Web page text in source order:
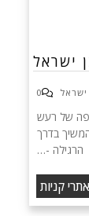
ישראל
ישראל 0
של רעש
בדרך
הרגילה -…
אתרי קניות